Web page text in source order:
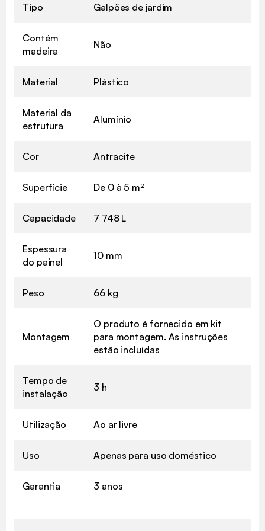
Tipo Galpões de jardim
Contém
madeira
Não
Material Plástico
Material da
estrutura
Alumínio
Cor Antracite
Superfície De 0 à 5 m²
Capacidade 7 748 L
Espessura
do painel
10 mm
Peso 66 kg
Montagem
O produto é fornecido em kit
para montagem. As instruções
estão incluídas
Tempo de
instalação
3 h
Utilização Ao ar livre
Uso Apenas para uso doméstico
Garantia 3 anos